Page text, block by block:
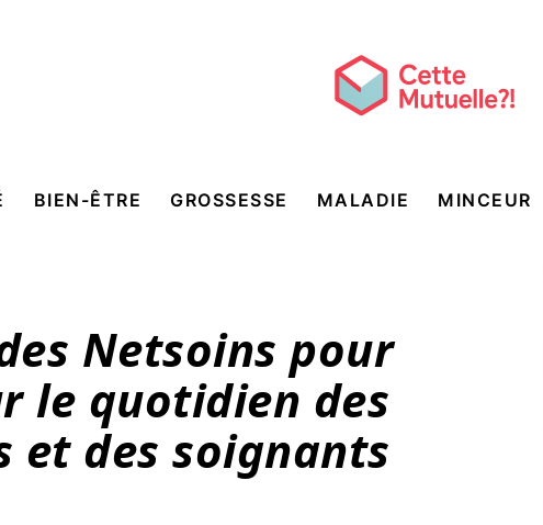
BIEN-ÊTRE GROSSESSE MALADIE MINCEUR
Netsoins pour
le quotidien des
des soignants